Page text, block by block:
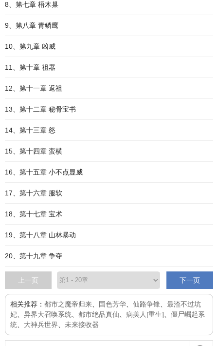
8、第七章 梧木巢
9、第八章 青鳞鹰
10、第九章 凶威
11、第十章 祖器
12、第十一章 返祖
13、第十二章 秘骨宝书
14、第十三章 怒
15、第十四章 蛮横
16、第十五章 小不点显威
17、第十六章 服软
18、第十七章 宝术
19、第十八章 山林暴动
20、第十九章 争夺
上一页 下一页
相关推荐： 都市之魔帝归来 国色芳华 仙路争锋
最渣不过坑
妃
异界大召唤系统 都市绝品真仙 病美人[重生]
僵尸崛起系
统
大神兵世界 未来接收器